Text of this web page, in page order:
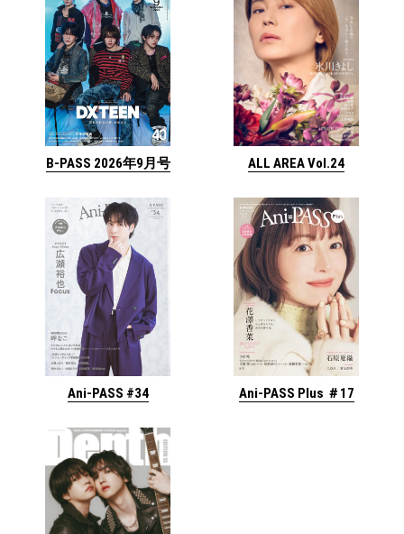
B-PASS 2026年9月号 ALL AREA Vol.24
Ani-PASS #34 Ani-PASS Plus ＃17